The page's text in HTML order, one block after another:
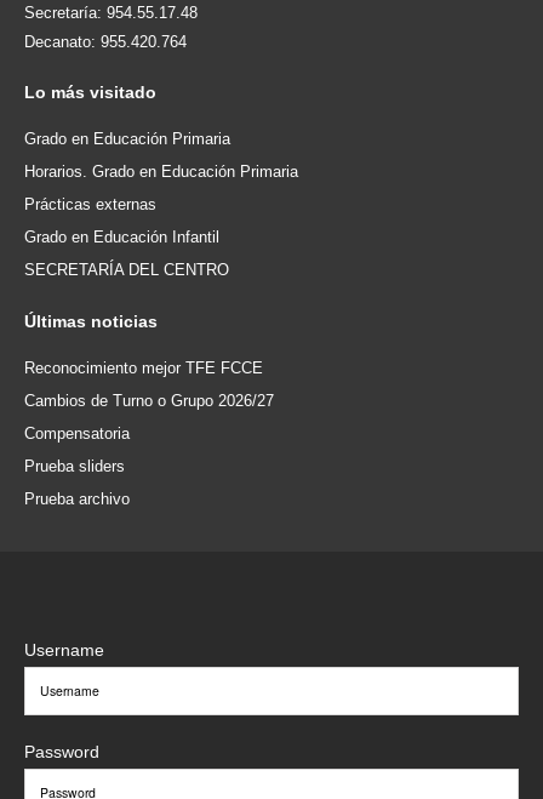
Secretaría: 954.55.17.48
Decanato: 955.420.764
Lo más visitado
Grado en Educación Primaria
Horarios. Grado en Educación Primaria
Prácticas externas
Grado en Educación Infantil
SECRETARÍA DEL CENTRO
Últimas noticias
Reconocimiento mejor TFE FCCE
Cambios de Turno o Grupo 2026/27
Compensatoria
Prueba sliders
Prueba archivo
Username
Password